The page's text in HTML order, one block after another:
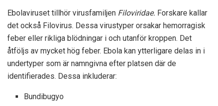
Ebolaviruset tillhör virusfamiljen Filoviridae. Forskare kallar
det också Filovirus. Dessa virustyper orsakar hemorragisk
feber eller rikliga blödningar i och utanför kroppen. Det
åtföljs av mycket hög feber. Ebola kan ytterligare delas in i
undertyper som är namngivna efter platsen där de
identifierades. Dessa inkluderar:
Bundibugyo